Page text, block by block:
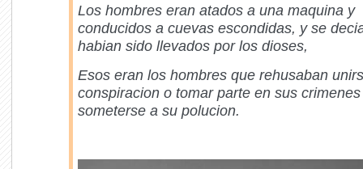
Los hombres eran atados a una maquina y
conducidos a cuevas escondidas, y se
habian sido llevados por los dioses,
Esos eran los hombres que rehusaban
conspiracion o tomar parte en sus
someterse a su polucion.